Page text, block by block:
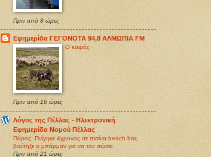
Πριν από 8 ώρες
Εφημερίδα ΓΕΓΟΝΟΤΑ 94,8 ΑΛΜΩΠΙΑ FM
O καιρός
Πριν από 16 ώρες
Λόγος της Πέλλας - Ηλεκτρονική
Εφημερίδα Νομού Πέλλας
Πάρος: Πνίγηκε 4χρονος σε πισίνα beach bar,
βούτηξε ο μπάρμαν για να τον σώσει
Πριν από 21 ώρες